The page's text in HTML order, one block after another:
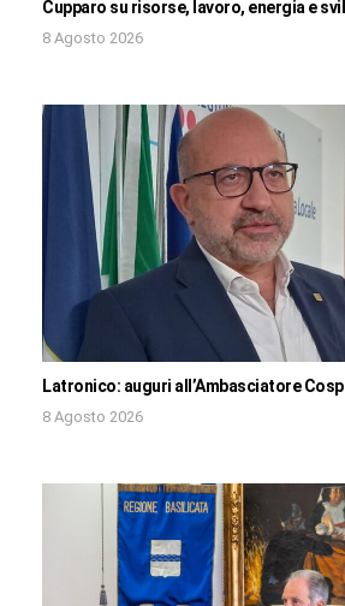
Cupparo su risorse, lavoro, energia e
8 Agosto 2026
Latronico: auguri all’Ambasciatore
8 Agosto 2026